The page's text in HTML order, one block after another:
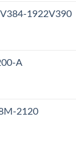
1922V390
A
2120